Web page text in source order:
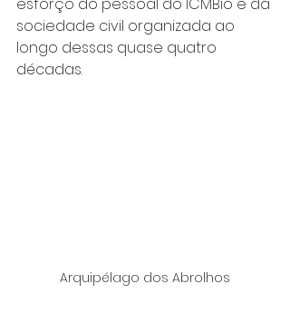
sociedade civil organizada ao
longo dessas quase quatro
décadas.
Arquipélago dos Abrolhos